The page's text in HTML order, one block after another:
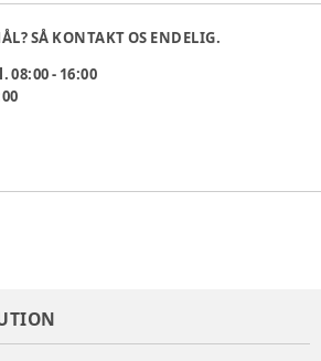
SÅ KONTAKT OS ENDELIG.
08:00 - 16:00